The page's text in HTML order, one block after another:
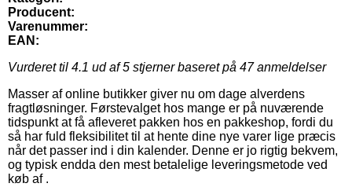
Producent:
Varenummer:
EAN:
Vurderet til 4.1 ud af 5 stjerner baseret på 47anmeldelser
Masser af online butikker giver nu om dage alverdens
fragtløsninger. Førstevalget hos mange er på nuværende
tidspunkt at få afleveret pakken hos en pakkeshop, fordi du
så har fuld fleksibilitet til at hente dine nye varer lige præcis
når det passer ind i din kalender. Denne er jo rigtig bekvem,
og typisk endda den mest betalelige leveringsmetode ved
køb af .